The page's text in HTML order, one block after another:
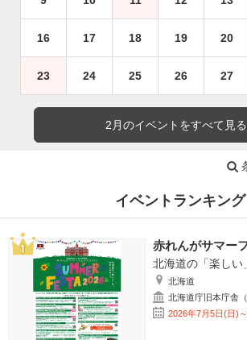
16 17 18 19 20
23 24 25 26 27
2月のイベントをすべて見る
イベントランキング
赤れんがサマー
北海道の「楽しい
北海道
北海道庁旧本庁舎
2026年7月5日(日)